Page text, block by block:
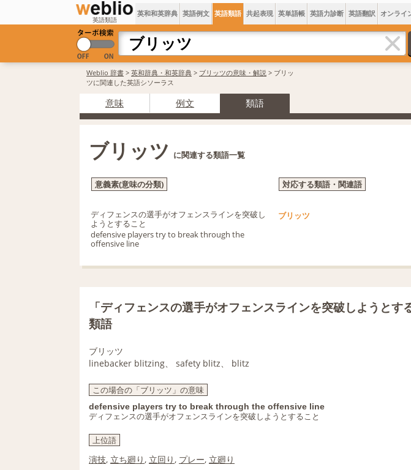
英語類語
英和和英辞典 英語例文 英語類語 共起表現 英単語帳 英語力診断 英語翻訳 オンライ
Weblio 辞書 > 英和辞典・和英辞典 > ブリッツの意味・解説 > ブリッ
ツに関連した英語シソーラス
意味 例文 類語
ブリッツ に関連する類語一覧
意義素(意味の分類) 対応する類語・関連語
ディフェンスの選手がオフェンスラインを突破し
ようとすること
defensive players try to break through the
offensive line
ブリッツ
「ディフェンスの選手がオフェンスラインを突破しようとす
類語
ブリッツ
linebacker blitzing、 safety blitz、 blitz
この場合の「ブリッツ」の意味
defensive players try to break through the offensive line
ディフェンスの選手がオフェンスラインを突破しようとすること
上位語
演技, 立ち廻り, 立回り, プレー, 立廻り